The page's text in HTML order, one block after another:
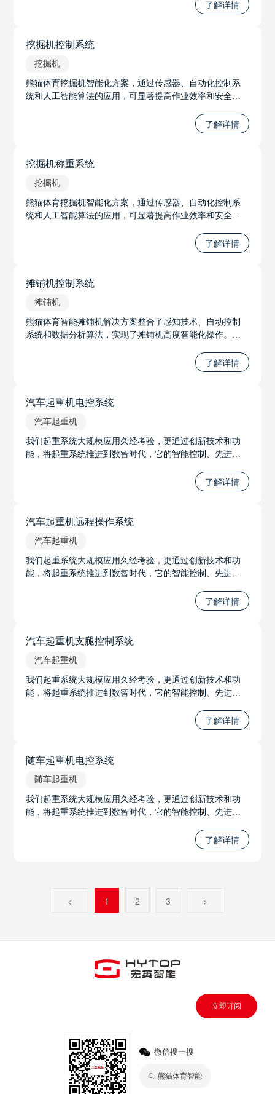
了解详情
挖掘机控制系统
挖掘机
熊猫体育挖掘机智能化方案，通过传感器、自动化控制系
统和人工智能算法的应用，可显著提高作业效率和安全
市场需求，随着方案的不断发展，其革新性的技术将挖掘
机从局部自动化提升到整机自动化，向着远距离操作和无
了解详情
挖掘机称重系统
挖掘机
熊猫体育挖掘机智能化方案，通过传感器、自动化控制系
统和人工智能算法的应用，可显著提高作业效率和安全
市场需求，随着方案的不断发展，其革新性的技术将挖掘
机从局部自动化提升到整机自动化，向着远距离操作和无
了解详情
摊铺机控制系统
摊铺机
熊猫体育智能摊铺机解决方案整合了感知技术、自动控制
系统和数据分析算法，实现了摊铺机高度智能化操作。通
了解详情
汽车起重机电控系统
汽车起重机
我们起重系统大规模应用久经考验，更通过创新技术和功
能，将起重系统推进到数智时代，它的智能控制、先进的
极大地推进起重系统的发展，并提升工作的安全性和效
率。无论是在工程建设、物流运输还是其他起重应用中，
了解详情
汽车起重机远程操作系统
汽车起重机
我们起重系统大规模应用久经考验，更通过创新技术和功
能，将起重系统推进到数智时代，它的智能控制、先进的
极大地推进起重系统的发展，并提升工作的安全性和效
率。无论是在工程建设、物流运输还是其他起重应用中，
了解详情
汽车起重机支腿控制系统
汽车起重机
我们起重系统大规模应用久经考验，更通过创新技术和功
能，将起重系统推进到数智时代，它的智能控制、先进的
极大地推进起重系统的发展，并提升工作的安全性和效
率。无论是在工程建设、物流运输还是其他起重应用中，
了解详情
随车起重机电控系统
随车起重机
我们起重系统大规模应用久经考验，更通过创新技术和功
能，将起重系统推进到数智时代，它的智能控制、先进的
极大地推进起重系统的发展，并提升工作的安全性和效
率。无论是在工程建设、物流运输还是其他起重应用中，
了解详情
< 1 2 3 >
立即订阅
微信搜一搜
熊猫体育智能